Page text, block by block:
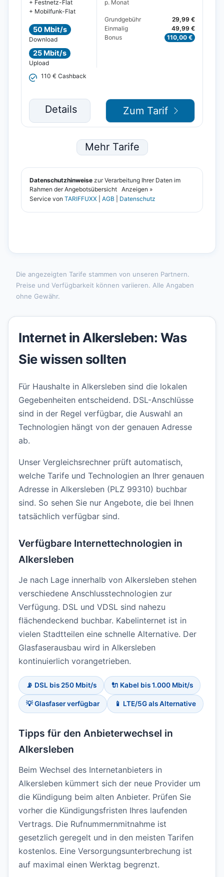
Die angezeigten Tarife stammen von unseren Partnern.
Preise und Verfügbarkeit können variieren. Alle Angaben
ohne Gewähr.
Internet in Alkersleben: Was
Sie wissen sollten
Für Haushalte in Alkersleben sind die lokalen
Gegebenheiten entscheidend. DSL-Anschlüsse
sind in der Regel verfügbar, die Auswahl an
Technologien hängt von der genauen Adresse
ab.
Unser Vergleichsrechner prüft automatisch,
welche Tarife und Technologien an Ihrer genauen
Adresse in Alkersleben (PLZ 99310) buchbar
sind. So sehen Sie nur Angebote, die bei Ihnen
tatsächlich verfügbar sind.
Verfügbare Internettechnologien in
Alkersleben
Je nach Lage innerhalb von Alkersleben stehen
verschiedene Anschlusstechnologien zur
Verfügung. DSL und VDSL sind nahezu
flächendeckend buchbar. Kabelinternet ist in
vielen Stadtteilen eine schnelle Alternative. Der
Glasfaserausbau wird in Alkersleben
kontinuierlich vorangetrieben.
📡 DSL bis 250 Mbit/s 🔌 Kabel bis 1.000 Mbit/s
💡 Glasfaser verfügbar 📱 LTE/5G als Alternative
Tipps für den Anbieterwechsel in
Alkersleben
Beim Wechsel des Internetanbieters in
Alkersleben kümmert sich der neue Provider um
die Kündigung beim alten Anbieter. Prüfen Sie
vorher die Kündigungsfristen Ihres laufenden
Vertrags. Die Rufnummernmitnahme ist
gesetzlich geregelt und in den meisten Tarifen
kostenlos. Eine Versorgungsunterbrechung ist
auf maximal einen Werktag begrenzt.